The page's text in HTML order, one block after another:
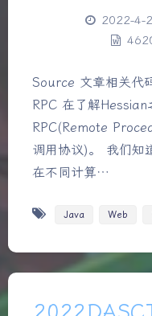
2022-4-
Source 文章相关代
RPC 在了解
RPC(Remote
调用协议)。 我们知
在不同计算…
Java Web